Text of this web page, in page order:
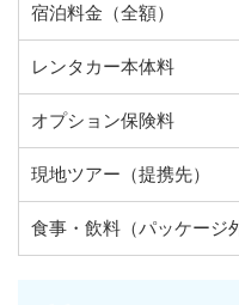
宿泊料金（全額）
レンタカー本体料
オプション保険料
現地ツアー（提携先）
食事・飲料（パッケージ